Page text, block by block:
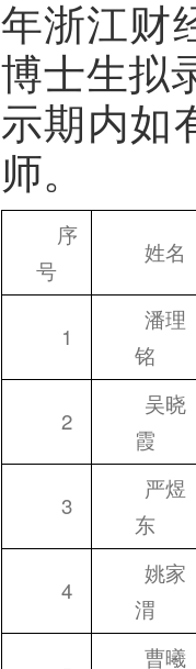
年浙江财
博士生拟
示期内如
师。
序
号
姓名
1
潘理
铭
2
吴晓
霞
3
严煜
东
4
姚家
渭
曹曦